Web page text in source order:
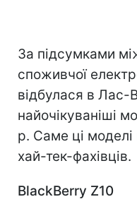
За підсумками
споживчої
відбулася в Лас-
найочікуваніші
р. Саме ці моделі
хай-тек-фахівців.
BlackBerry Z10